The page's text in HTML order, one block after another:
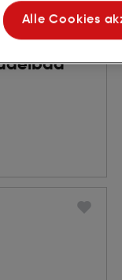
Alle Cookies